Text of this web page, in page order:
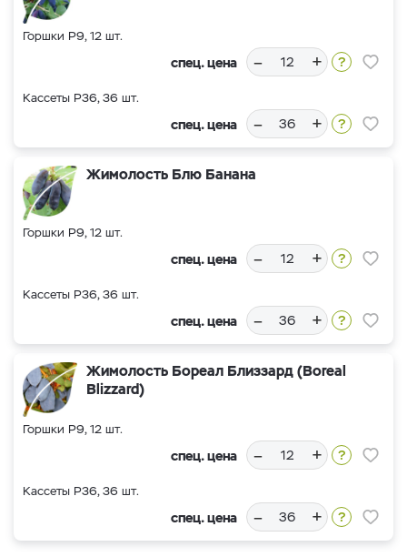
Горшки Р9, 12 шт.
спец. цена – +
Кассеты Р36, 36 шт.
спец. цена – +
Жимолость Блю Банана
Горшки Р9, 12 шт.
спец. цена – +
Кассеты Р36, 36 шт.
спец. цена – +
Жимолость Бореал Близзард (Boreal
Blizzard)
Горшки Р9, 12 шт.
спец. цена – +
Кассеты Р36, 36 шт.
спец. цена – +